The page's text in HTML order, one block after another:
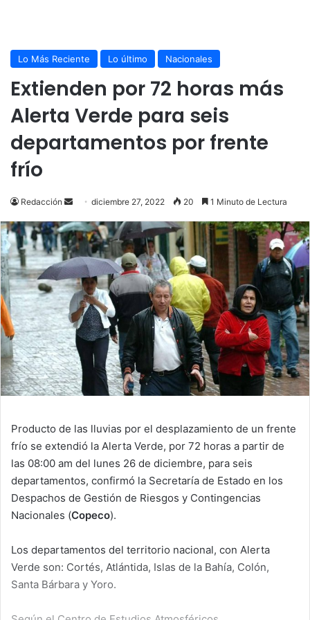
Lo Más Reciente Lo último Nacionales
Extienden por 72 horas más
Alerta Verde para seis
departamentos por frente
frío
Redacción
Send
email
diciembre 27, 2022 20 1 Minuto de Lectura
Producto de las lluvias por el desplazamiento de un frente
frío se extendió la Alerta Verde, por 72 horas a partir de
las 08:00 am del lunes 26 de diciembre, para seis
departamentos, confirmó la Secretaría de Estado en los
Despachos de Gestión de Riesgos y Contingencias
Nacionales (Copeco).
Los departamentos del territorio nacional, con Alerta
Verde son: Cortés, Atlántida, Islas de la Bahía, Colón,
Santa Bárbara y Yoro.